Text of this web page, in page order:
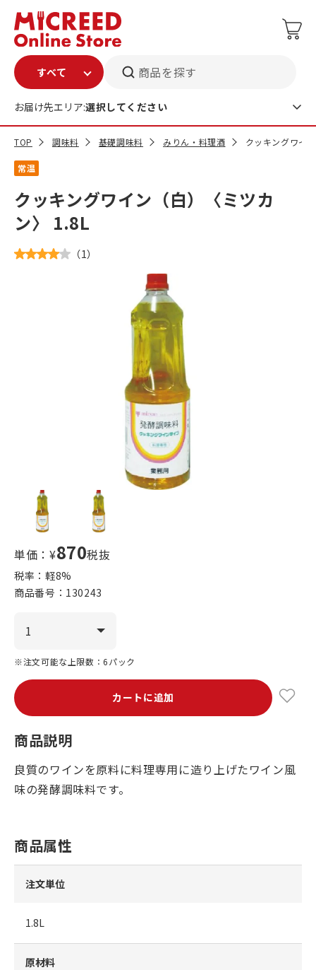
商品を探す
お届け先エリア:選択してください
TOP 調味料 基礎調味料 みりん・料理酒 クッキングワイ
常温
クッキングワイン（白）〈ミツカ
ン〉 1.8L
（1）
単価：¥870税抜
税率：軽8%
商品番号： 130243
※注文可能な上限数：6パック
カートに追加
商品説明
良質のワインを原料に料理専用に造り上げたワイン風
味の発酵調味料です。
商品属性
注文単位
1.8L
原材料